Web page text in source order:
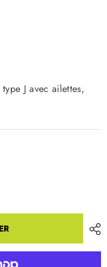
J avec ailettes,